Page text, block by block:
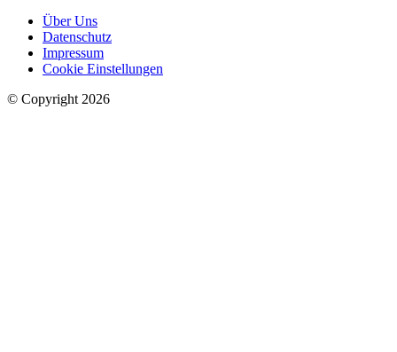
Über Uns
Datenschutz
Impressum
Cookie Einstellungen
© Copyright 2026